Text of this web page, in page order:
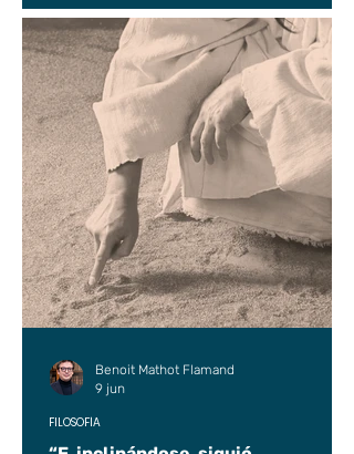
FILOSOFÍA
Benoit Mathot Flamand
9 jun